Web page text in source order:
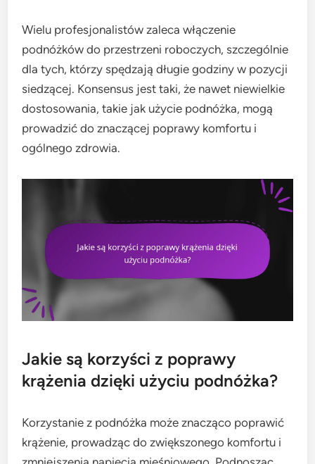
Wielu profesjonalistów zaleca włączenie
podnóżków do przestrzeni roboczych, szczególnie
dla tych, którzy spędzają długie godziny w pozycji
siedzącej. Konsensus jest taki, że nawet niewielkie
dostosowania, takie jak użycie podnóżka, mogą
prowadzić do znaczącej poprawy komfortu i
ogólnego zdrowia.
Jakie są korzyści z poprawy
krążenia dzięki użyciu podnóżka?
Korzystanie z podnóżka może znacząco poprawić
krążenie, prowadząc do zwiększonego komfortu i